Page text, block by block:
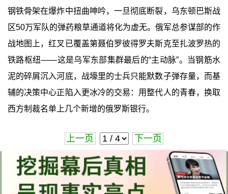
钢铁骨架在爆炸中扭曲呻吟，一旦彻底断裂，乌东顿巴斯战
区50万军队的弹药粮草通道将化为虚无。俄军总参谋部的作
战地图上，红叉已覆盖第聂伯罗彼得罗夫斯克至扎波罗热的
铁路枢纽——这是乌军东部集群最后的“主动脉”。当钢筋水
泥的碎屑沉入河底，战壕里的士兵只能默数子弹存量，而基
辅的决策中心正陷入更冰冷的交易：用整代人的青春，换取
西方制裁名单上几个新增的俄罗斯银行。
上一页 下一页